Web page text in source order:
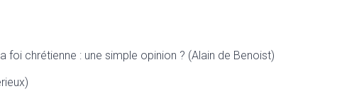
chrétienne : une simple opinion ? (Alain de Benoist)